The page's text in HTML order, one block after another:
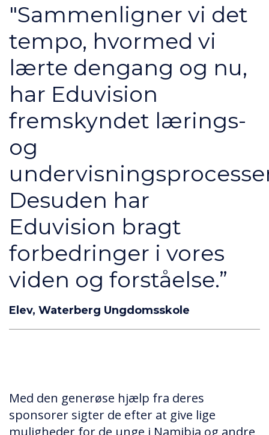
"Sammenligner vi det
tempo, hvormed vi
lærte dengang og nu,
har Eduvision
fremskyndet lærings-
og
Desuden har
Eduvision bragt
forbedringer i vores
viden og forståelse.”
Elev, Waterberg Ungdomsskole
Med den generøse hjælp fra deres
sponsorer sigter de efter at give lige
muligheder for de unge i Namibia og andre